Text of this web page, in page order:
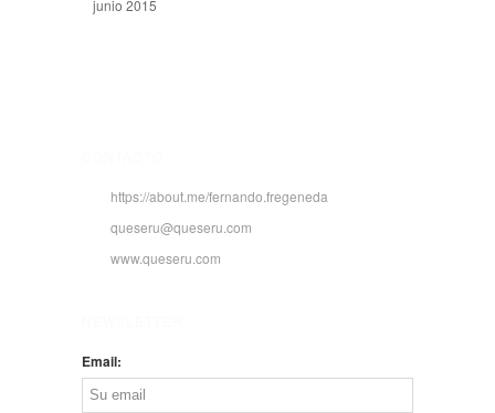
junio 2015
https://about.me/fernando.fregeneda
queseru@queseru.com
www.queseru.com
Email: